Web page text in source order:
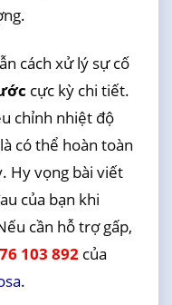
cách xử lý sự cố
cực kỳ chi tiết.
chỉnh nhiệt độ
có thể hoàn toàn
Hy vọng bài viết
của bạn khi
cần hỗ trợ gấp,
103 892của
.